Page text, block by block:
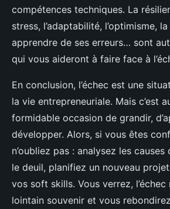
compétences techniques. La
stress, l’adaptabilité, l’optimisme,
apprendre de ses erreurs… sont
qui vous aideront à faire face à
En conclusion, l’échec est une
la vie entrepreneuriale. Mais c’est
formidable occasion de grandir,
développer. Alors, si vous êtes
n’oubliez pas : analysez les causes
le deuil, planifiez un nouveau
vos soft skills. Vous verrez, l’échec
lointain souvenir et vous